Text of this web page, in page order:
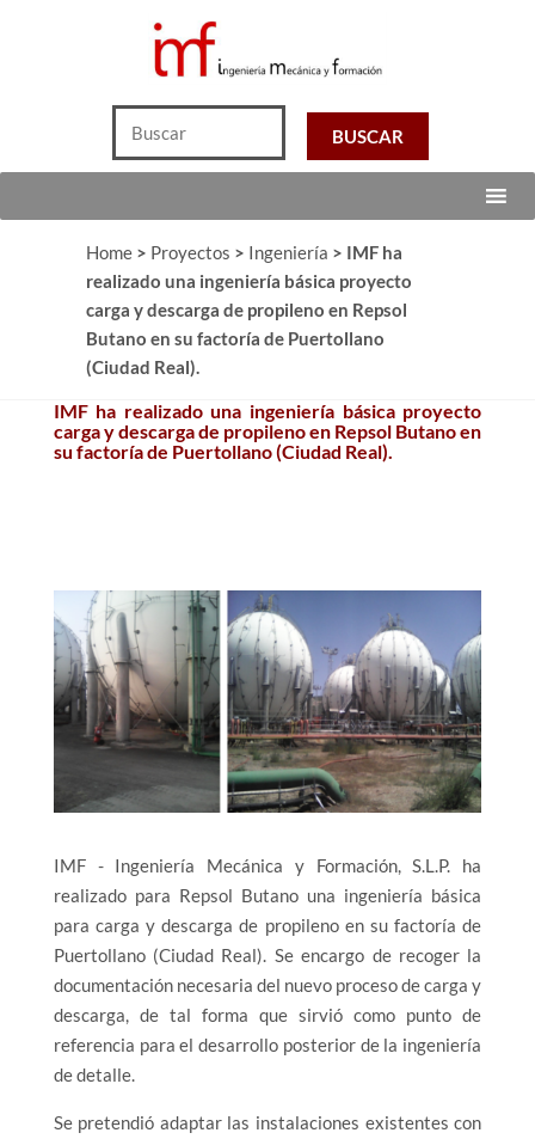
Home> Proyectos > Ingeniería > IMF ha
realizado una ingeniería básica proyecto
carga y descarga de propileno en Repsol
Butano en su factoría de Puertollano
(Ciudad Real).
IMF ha realizado una ingeniería básica proyecto
carga y descarga de propileno en Repsol Butano en
su factoría de Puertollano (Ciudad Real).
IMF - Ingeniería Mecánica y Formación, S.L.P. ha
realizado para Repsol Butano una ingeniería básica
para carga y descarga de propileno en su factoría de
Puertollano (Ciudad Real). Se encargo de recoger la
documentación necesaria del nuevo proceso de carga y
descarga, de tal forma que sirvió como punto de
referencia para el desarrollo posterior de la ingeniería
de detalle.
Se pretendió adaptar las instalaciones existentes con